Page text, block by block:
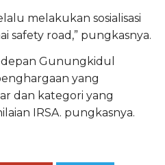
melakukan sosialisasi
safety road,” pungkasnya.
Gunungkidul
yang
dan kategori yang
IRSA. pungkasnya.